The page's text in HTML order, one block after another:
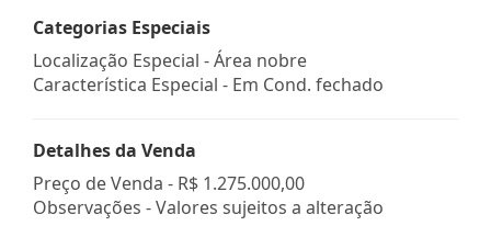
Categorias Especiais
Localização Especial - Área nobre
Característica Especial - Em Cond. fechado
Detalhes da Venda
Preço de Venda - R$ 1.275.000,00
Observações - Valores sujeitos a alteração